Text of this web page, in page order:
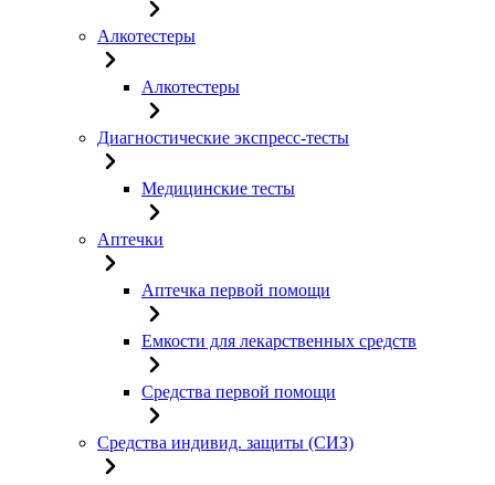
Алкотестеры
Алкотестеры
Диагностические экспресс-тесты
Медицинские тесты
Аптечки
Аптечка первой помощи
Емкости для лекарственных средств
Средства первой помощи
Средства индивид. защиты (СИЗ)